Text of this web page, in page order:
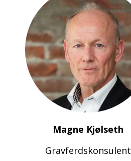
Magne Kjølseth
Gravferdskonsulent